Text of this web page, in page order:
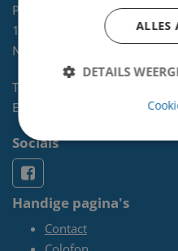
Postbus 465
1970 AL
IJMUIDEN
NL
Telefoon:
E-mail:
Socials
Handige pagina's
Contact
ALLES
DETAILS